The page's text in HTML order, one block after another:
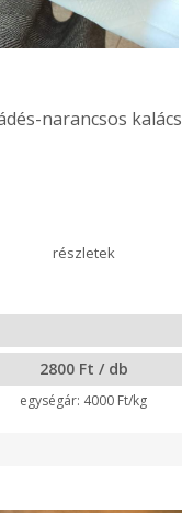
narancsos kalács
2800 Ft / db
4000 Ft/kg